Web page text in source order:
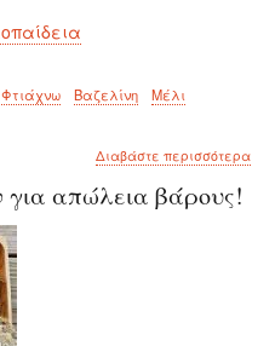
Φτιάχνω Βαζελίνη
Μέλι
Διαβάστε περισσότεραγια
απώλεια βάρους!